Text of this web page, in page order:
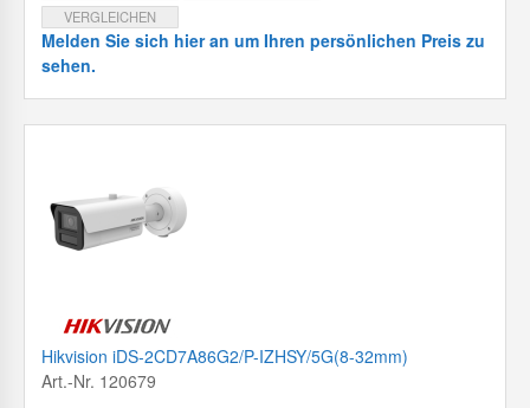
VERGLEICHEN
Melden Sie sich hier an um Ihren persönlichen Preis zu
sehen.
Hikvision iDS-2CD7A86G2/P-IZHSY/5G(8-32mm)
Art.-Nr. 120679